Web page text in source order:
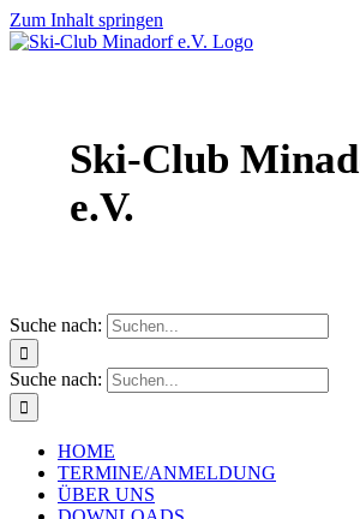
Zum Inhalt springen
Ski-Club
e.V.
Suche nach:
Suche nach:
HOME
TERMINE/ANMELDUNG
ÜBER UNS